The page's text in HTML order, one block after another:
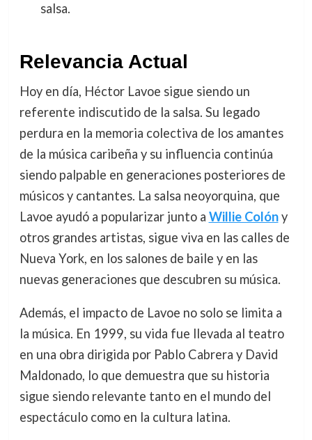
salsa.
Relevancia Actual
Hoy en día, Héctor Lavoe sigue siendo un
referente indiscutido de la salsa. Su legado
perdura en la memoria colectiva de los amantes
de la música caribeña y su influencia continúa
siendo palpable en generaciones posteriores de
músicos y cantantes. La salsa neoyorquina, que
Lavoe ayudó a popularizar junto a Willie Colóny
otros grandes artistas, sigue viva en las calles de
Nueva York, en los salones de baile y en las
nuevas generaciones que descubren su música.
Además, el impacto de Lavoe no solo se limita a
la música. En 1999, su vida fue llevada al teatro
en una obra dirigida por Pablo Cabrera y David
Maldonado, lo que demuestra que su historia
sigue siendo relevante tanto en el mundo del
espectáculo como en la cultura latina.